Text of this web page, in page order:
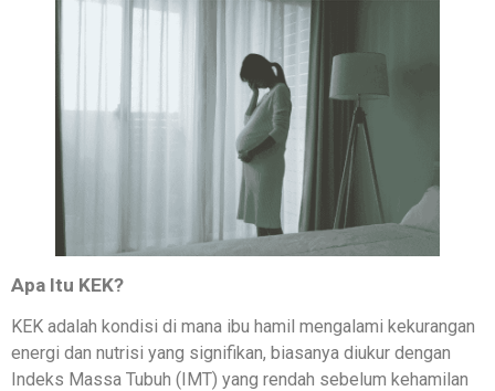
Apa Itu KEK?
KEK adalah kondisi di mana ibu hamil mengalami kekurangan
energi dan nutrisi yang signifikan, biasanya diukur dengan
Indeks Massa Tubuh (IMT) yang rendah sebelum kehamilan